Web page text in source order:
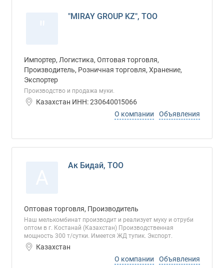
"MIRAY GROUP KZ", ТОО
Импортер, Логистика, Оптовая торговля,
Производитель, Розничная торговля, Хранение,
Экспортер
Производство и продажа муки.
Казахстан ИНН: 230640015066
О компании
Объявления
Ак Бидай, ТОО
Оптовая торговля, Производитель
Наш мелькомбинат производит и реализует муку и отруби
оптом в г. Костанай (Казахстан) Производственная
мощность 300 т/сутки. Имеется ЖД тупик. Экспорт.
Казахстан
О компании
Объявления